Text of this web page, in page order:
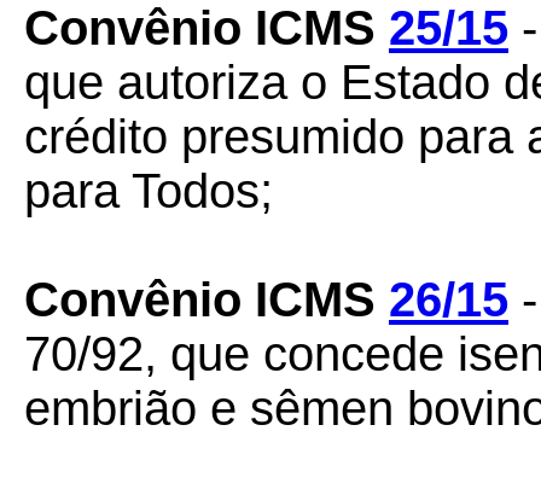
Convênio ICMS 25/15
que autoriza o Estado
crédito presumido para
para Todos;
Convênio ICMS 26/15
70/92, que concede
embrião e sêmen